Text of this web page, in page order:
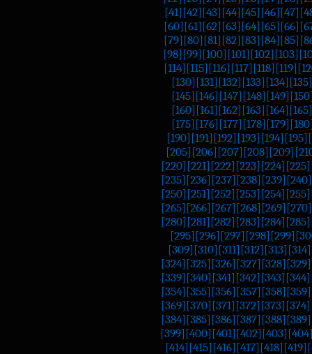
[41] [42] [43] [44] [45] [46] [47]
[60] [61] [62] [63] [64] [65] [66]
[79] [80] [81] [82] [83] [84] [85]
[98] [99] [100] [101] [102] [103]
[114] [115] [116] [117] [118] [119]
[130] [131] [132] [133] [134] [135]
[145] [146] [147] [148] [149]
[160] [161] [162] [163] [164] [165]
[175] [176] [177] [178] [179]
[190] [191] [192] [193] [194] [195]
[205] [206] [207] [208] [209]
[220] [221] [222] [223] [224] [225]
[235] [236] [237] [238] [239] [240]
[250] [251] [252] [253] [254] [255]
[265] [266] [267] [268] [269] [270]
[280] [281] [282] [283] [284] [285]
[295] [296] [297] [298] [299]
[309] [310] [311] [312] [313] [314]
[324] [325] [326] [327] [328] [329]
[339] [340] [341] [342] [343] [344]
[354] [355] [356] [357] [358] [359]
[369] [370] [371] [372] [373] [374]
[384] [385] [386] [387] [388] [389]
[399] [400] [401] [402] [403]
[414] [415] [416] [417] [418] [419]